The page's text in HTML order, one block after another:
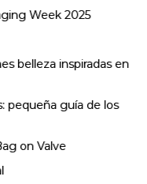
Week 2025
belleza inspiradas en
pequeña guía de los
on Valve